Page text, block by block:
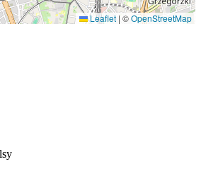
Leaflet | ©OpenStreetMap